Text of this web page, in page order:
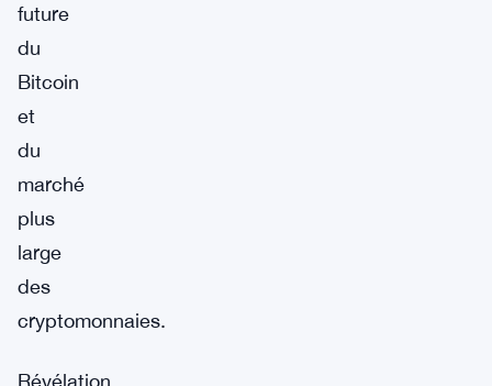
future
du
Bitcoin
et
du
marché
plus
large
des
cryptomonnaies.
Révélation